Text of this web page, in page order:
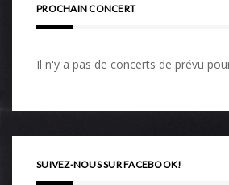
PROCHAIN CONCERT
Il n'y a pas de concerts de prévu
SUIVEZ-NOUS SUR FACEBOOK!